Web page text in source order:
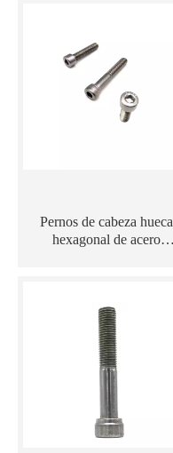
Pernos de cabeza hueca
hexagonal de acero